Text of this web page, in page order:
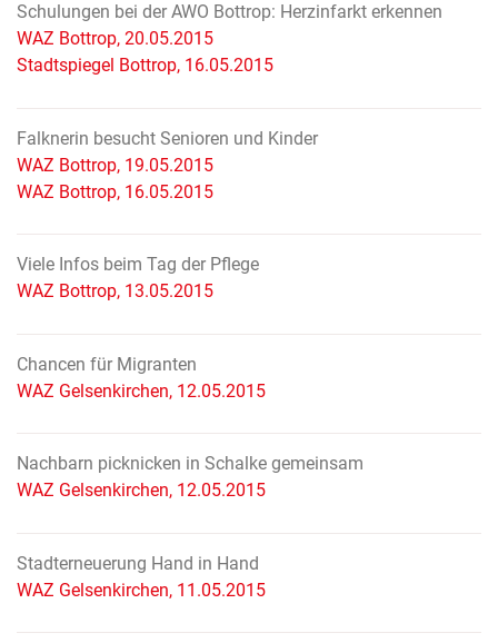
Schulungen bei der AWO Bottrop: Herzinfarkt erkennen
WAZ Bottrop, 20.05.2015
Stadtspiegel Bottrop, 16.05.2015
Falknerin besucht Senioren und Kinder
WAZ Bottrop, 19.05.2015
WAZ Bottrop, 16.05.2015
Viele Infos beim Tag der Pflege
WAZ Bottrop, 13.05.2015
Chancen für Migranten
WAZ Gelsenkirchen, 12.05.2015
Nachbarn picknicken in Schalke gemeinsam
WAZ Gelsenkirchen, 12.05.2015
Stadterneuerung Hand in Hand
WAZ Gelsenkirchen, 11.05.2015